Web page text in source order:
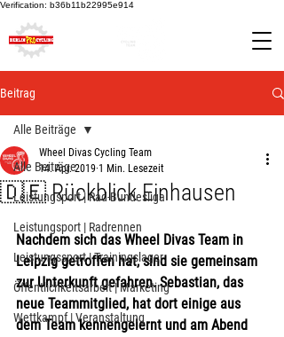
Verification: b36b11b22995e914
Beitrag
Alle Beiträge
Leistungsport | Rad-Bundesliga
Leistungsport | Radrennen
Leistungssport | Trainingslager
Öffentlichkeitsarbeit | Marketing
Wettkampf | Veranstaltung
Alle Beiträge
🇩🇪 Rückblick Einhausen
Wheel Divas Cycling Team
14. Apr. 2019 1 Min. Lesezeit
Nachdem sich das Wheel Divas Team in
Leipzig getroffen hat, sind sie gemeinsam
zur Unterkunft gefahren. Sebastian, das
neue Teammitglied, hat dort einige aus
dem Team kennengelernt und am Abend